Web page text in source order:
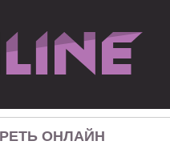
ОНЛАЙН